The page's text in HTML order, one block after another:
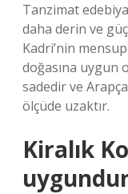
Tanzimat
daha derin ve
Kadri’nin
doğasına uygun
sadedir ve
ölçüde uzaktır.
Kiralık